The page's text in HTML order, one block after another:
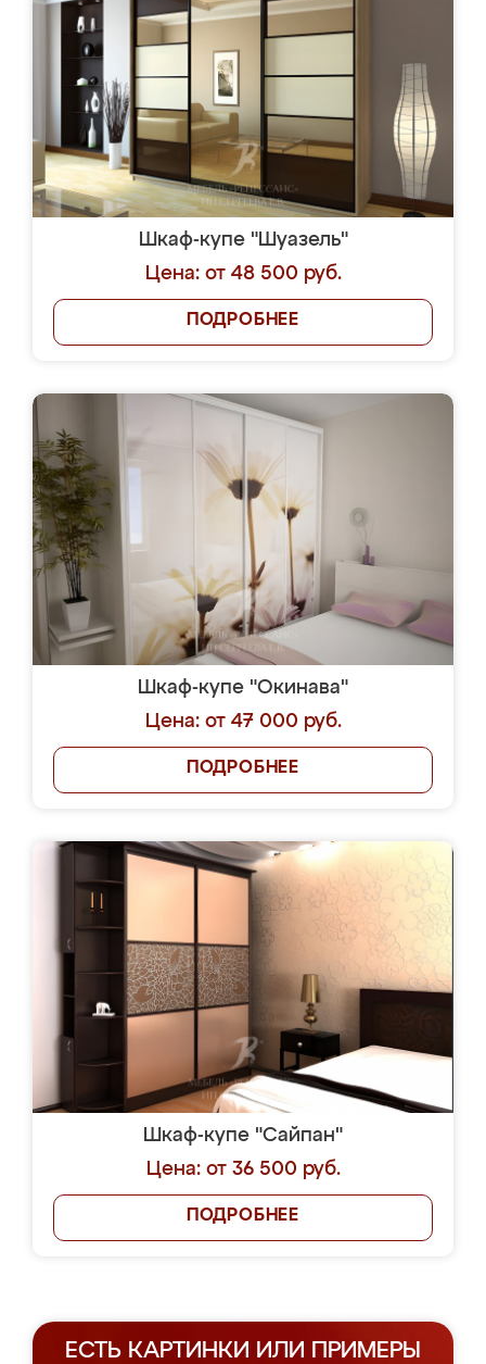
Шкаф-купе "Шуазель"
Цена: от 48 500 руб.
ПОДРОБНЕЕ
Шкаф-купе "Окинава"
Цена: от 47 000 руб.
ПОДРОБНЕЕ
Шкаф-купе "Сайпан"
Цена: от 36 500 руб.
ПОДРОБНЕЕ
ЕСТЬ КАРТИНКИ ИЛИ ПРИМЕРЫ